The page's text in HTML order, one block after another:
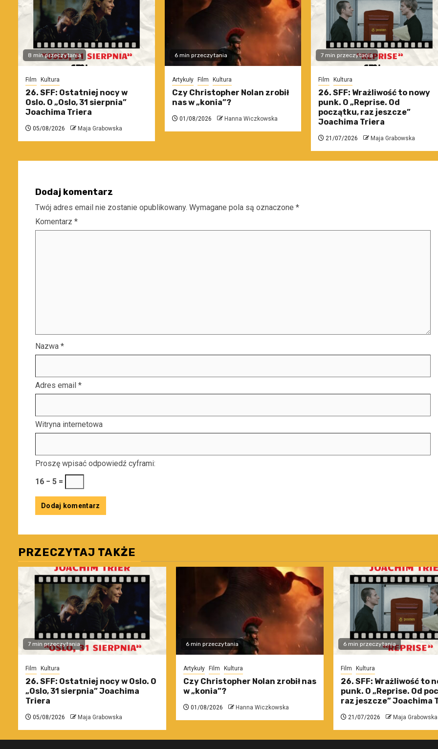
8 min przeczytania
Film Kultura
26. SFF: Ostatniej nocy w
Oslo. O „Oslo, 31 sierpnia”
Joachima Triera
05/08/2026 Maja Grabowska
6 min przeczytania
Artykuły Film Kultura
Czy Christopher Nolan zrobił
nas w „konia”?
01/08/2026 Hanna Wiczkowska
7 min przeczytania
Film Kultura
26. SFF: Wrażliwość to nowy
punk. O „Reprise. Od
początku, raz jeszcze”
Joachima Triera
21/07/2026 Maja Grabowska
Dodaj komentarz
Twój adres email nie zostanie opublikowany. Wymagane pola są oznaczone *
Komentarz *
Nazwa *
Adres email *
Witryna internetowa
Proszę wpisać odpowiedź cyframi:
16 − 5 =
PRZECZYTAJ TAKŻE
7 min przeczytania
Film Kultura
26. SFF: Ostatniej nocy w Oslo. O
„Oslo, 31 sierpnia” Joachima
Triera
05/08/2026 Maja Grabowska
6 min przeczytania
Artykuły Film Kultura
Czy Christopher Nolan zrobił nas
w „konia”?
01/08/2026 Hanna Wiczkowska
6 min przeczytania
Film Kultura
26. SFF: Wrażliwość to
punk. O „Reprise. Od
raz jeszcze” Joachima
21/07/2026 Maja Grabowska